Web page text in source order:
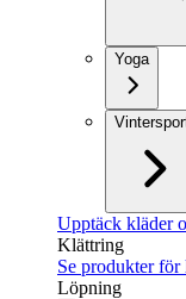
Yoga
Upptäck kläder
Klättring
Se produkter
Löpning